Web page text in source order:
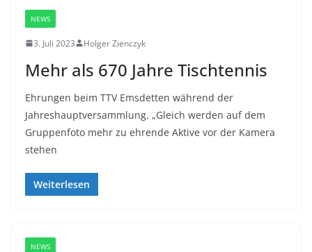
NEWS
3. Juli 2023 Holger Zienczyk
Mehr als 670 Jahre Tischtennis
Ehrungen beim TTV Emsdetten während der
Jahreshauptversammlung. „Gleich werden auf dem
Gruppenfoto mehr zu ehrende Aktive vor der Kamera
stehen
Weiterlesen
NEWS